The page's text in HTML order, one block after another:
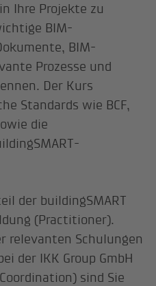
Ihre Projekte zu
BIM-
BIM-
Prozesse und
Der Kurs
Standards wie BCF,
die
der buildingSMART
(Practitioner).
relevanten Schulungen
der IKK Group GmbH
sind Sie